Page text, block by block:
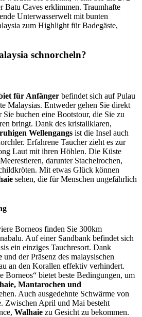
Batu Caves erklimmen. Traumhafte
Unterwasserwelt mit bunten
zum Highlight für Badegäste,
schnorcheln?
für Anfänger befindet sich auf Pulau
Malaysias. Entweder gehen Sie direkt
Sie buchen eine Bootstour, die Sie zu
bringt. Dank des kristallklaren,
ruhigen Wellengangs ist die Insel auch
Erfahrene Taucher zieht es zur
Laut mit ihren Höhlen. Die Küste
darunter Stachelrochen,
Mit etwas Glück können
sehen, die für Menschen ungefährlich
Borneos finden Sie 300km
Auf einer Sandbank befindet sich
ein einziges Tauchresort. Dank
und der Präsenz des malaysischen
an den Korallen effektiv verhindert.
Borneos“ bietet beste Bedingungen, um
Mantarochen und
Auch ausgedehnte Schwärme von
Zwischen April und Mai besteht
Walhaie zu Gesicht zu bekommen.